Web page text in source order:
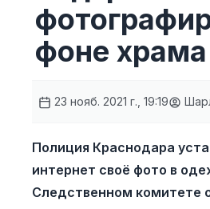
фоне храма
23 нояб. 2021 г., 19:19
Полиция Краснодара
интернет своё фото в
Следственном комитете